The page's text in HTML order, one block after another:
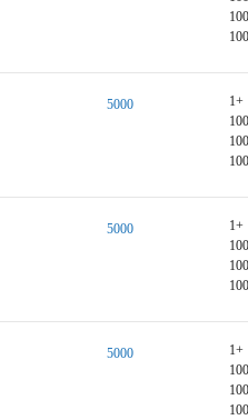
5000
1+
5000
1+
5000
1+